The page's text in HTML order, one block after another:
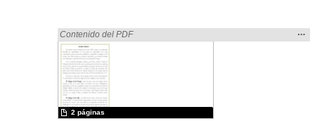
Encontrado «rezo» en:
Contenido del PDF
la
…
2 páginas